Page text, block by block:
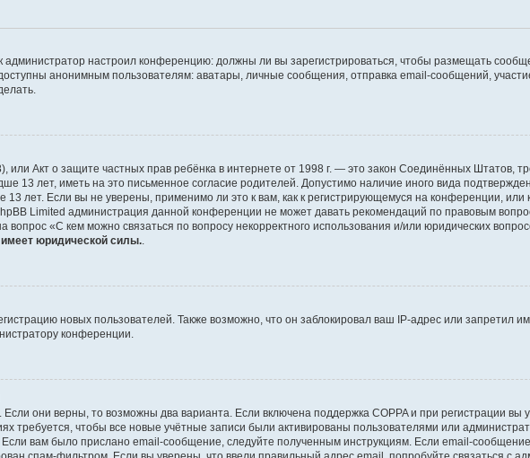
администратор настроил конференцию: должны ли вы зарегистрироваться, чтобы размещать
анонимным пользователям: аватары, личные сообщения, отправка email-сообщений,
или Акт о защите частных прав ребёнка в интернете от 1998 г. — это закон Соединённых Штатов,
13 лет, иметь на это письменное согласие родителей. Допустимо наличие иного вида
лет. Если вы не уверены, применимо ли это к вам, как к регистрирующемуся на конференции, или
Limited администрация данной конференции не может давать рекомендаций по правовым
«С кем можно связаться по вопросу некорректного использования и/или юридических
юридической силы.
новых пользователей. Также возможно, что он заблокировал ваш IP-адрес или запретил
конференции.
они верны, то возможны два варианта. Если включена поддержка COPPA и при регистрации вы
требуется, чтобы все новые учётные записи были активированы пользователями или
вам было прислано email-сообщение, следуйте полученным инструкциям. Если email-